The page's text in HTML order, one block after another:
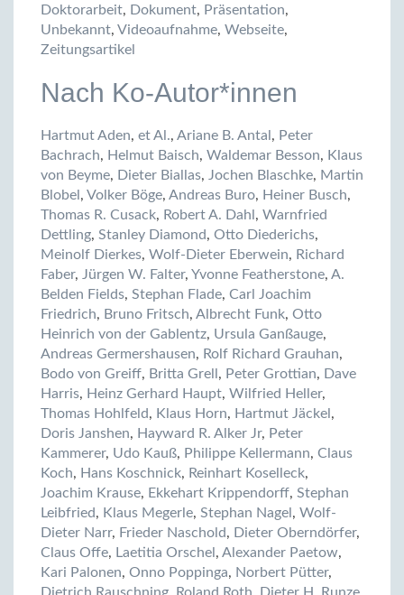
Doktorarbeit, Dokument, Präsentation,
Unbekannt, Videoaufnahme, Webseite,
Zeitungsartikel
Nach Ko-Autor*innen
Hartmut Aden, et Al., Ariane B. Antal , Peter
Bachrach, Helmut Baisch, Waldemar Besson, Klaus
von Beyme, Dieter Biallas, Jochen Blaschke, Martin
Blobel , Volker Böge, Andreas Buro, Heiner Busch,
Thomas R. Cusack, Robert A. Dahl , Warnfried
Dettling, Stanley Diamond, Otto Diederichs,
Meinolf Dierkes, Wolf-Dieter Eberwein, Richard
Faber, Jürgen W. Falter, Yvonne Featherstone, A.
Belden Fields, Stephan Flade, Carl Joachim
Friedrich, Bruno Fritsch, Albrecht Funk, Otto
Heinrich von der Gablentz, Ursula Ganßauge,
Andreas Germershausen, Rolf Richard Grauhan,
Bodo von Greiff, Britta Grell , Peter Grottian, Dave
Harris, Heinz Gerhard Haupt, Wilfried Heller,
Thomas Hohlfeld, Klaus Horn, Hartmut Jäckel ,
Doris Janshen, Hayward R. Alker Jr, Peter
Kammerer, Udo Kauß, Philippe Kellermann, Claus
Koch, Hans Koschnick, Reinhart Koselleck,
Joachim Krause, Ekkehart Krippendorff, Stephan
Leibfried, Klaus Megerle, Stephan Nagel , Wolf-
Dieter Narr, Frieder Naschold, Dieter Oberndörfer,
Claus Offe, Laetitia Orschel , Alexander Paetow,
Kari Palonen, Onno Poppinga, Norbert Pütter,